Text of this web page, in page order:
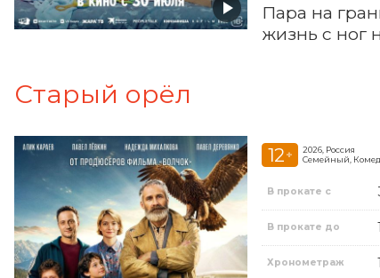
Пара на
жизнь с ног
Старый орёл
12 +
2026, Россия
Семейный,
В прокате с
В прокате до
Хронометраж